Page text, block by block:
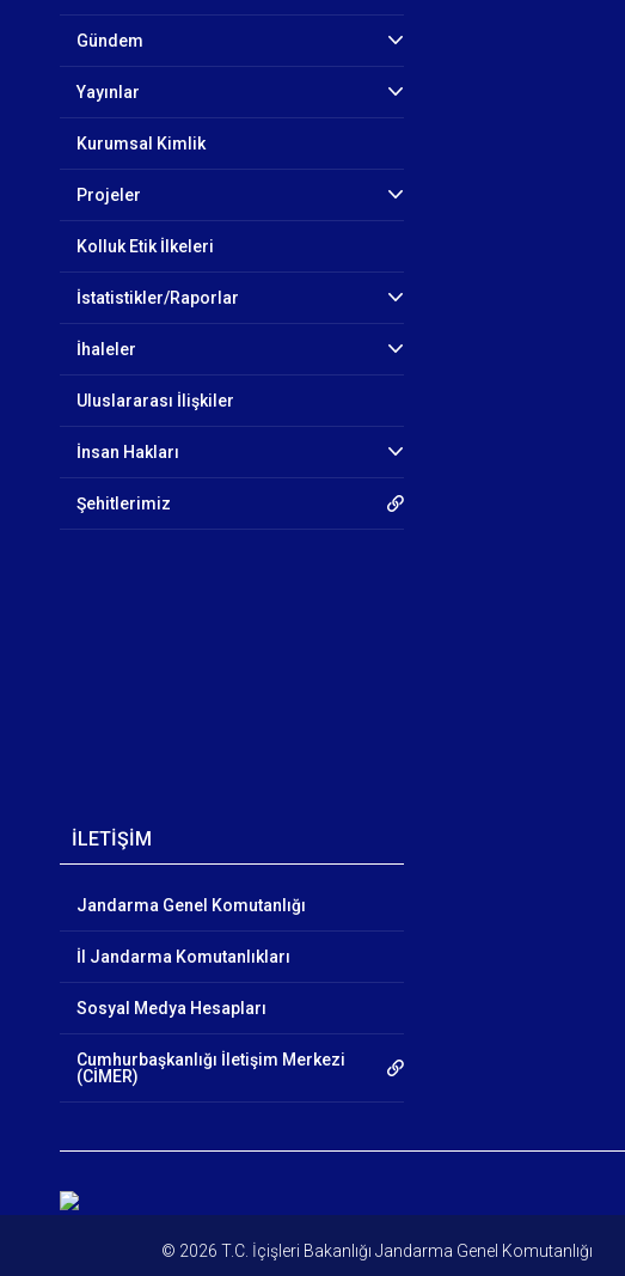
Gündem
Yayınlar
Kurumsal Kimlik
Projeler
Kolluk Etik İlkeleri
İstatistikler/Raporlar
İhaleler
Uluslararası İlişkiler
İnsan Hakları
Şehitlerimiz
İLETİŞİM
Jandarma Genel Komutanlığı
İl Jandarma Komutanlıkları
Sosyal Medya Hesapları
Cumhurbaşkanlığı İletişim Merkezi
(CİMER)
© 2026 T.C. İçişleri Bakanlığı Jandarma Genel Komutanlığı